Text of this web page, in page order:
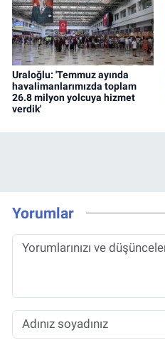
Uraloğlu: 'Temmuz ayında
havalimanlarımızda toplam
26.8 milyon yolcuya hizmet
verdik'
Yorumlar